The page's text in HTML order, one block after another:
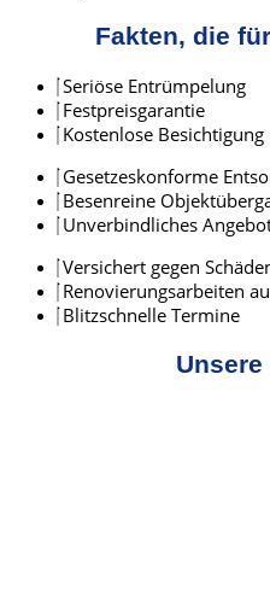
Fakten, die
Seriöse Entrümpelung
Festpreisgarantie
Kostenlose Besichtigung
Gesetzeskonforme
Besenreine
Unverbindliches
Versichert gegen
Renovierungsarbeiten
Blitzschnelle Termine